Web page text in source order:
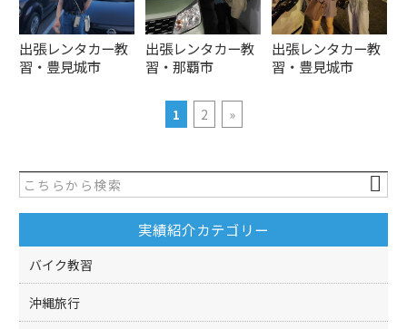
出張レンタカー教
習・豊見城市
出張レンタカー教
習・那覇市
出張レンタカー教
習・豊見城市
1 2 »
実績紹介カテゴリー
バイク教習
沖縄旅行